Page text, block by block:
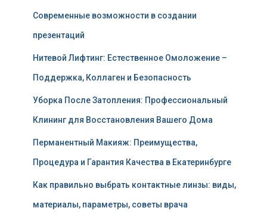
Современные возможности в создании
презентаций
Нитевой Лифтинг: Естественное Омоложение –
Поддержка, Коллаген и Безопасность
Уборка После Затопления: Профессиональный
Клининг для Восстановления Вашего Дома
Перманентный Макияж: Преимущества,
Процедура и Гарантия Качества в Екатеринбурге
Как правильно выбрать контактные линзы: виды,
материалы, параметры, советы врача